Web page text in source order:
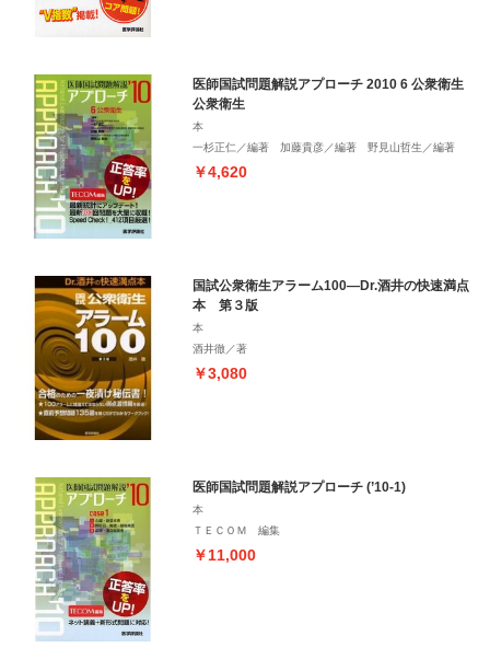
医師国試問題解説アプローチ 2010 6 公衆衛生
公衆衛生
本
一杉正仁／編著 加藤貴彦／編著 野見山哲生／編著
￥4,620
国試公衆衛生アラーム100―Dr.酒井の快速満点
本 第３版
本
酒井徹／著
￥3,080
医師国試問題解説アプローチ (’10-1)
本
ＴＥＣＯＭ 編集
￥11,000